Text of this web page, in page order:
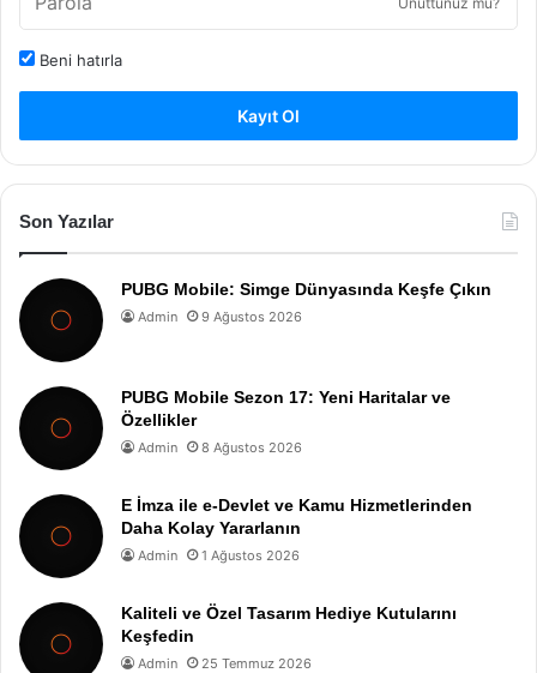
Beni hatırla
Kayıt Ol
Son Yazılar
PUBG Mobile: Simge Dünyasında Keşfe Çıkın
Admin 9 Ağustos 2026
PUBG Mobile Sezon 17: Yeni Haritalar ve
Özellikler
Admin 8 Ağustos 2026
E İmza ile e-Devlet ve Kamu Hizmetlerinden
Daha Kolay Yararlanın
Admin 1 Ağustos 2026
Kaliteli ve Özel Tasarım Hediye Kutularını
Keşfedin
Admin 25 Temmuz 2026